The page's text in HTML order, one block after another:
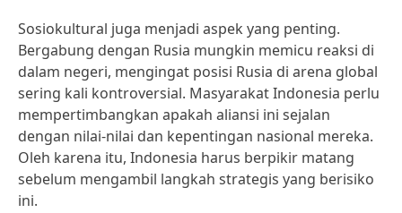
Sosiokultural juga menjadi aspek yang penting.
Bergabung dengan Rusia mungkin memicu reaksi di
dalam negeri, mengingat posisi Rusia di arena global
sering kali kontroversial. Masyarakat Indonesia perlu
mempertimbangkan apakah aliansi ini sejalan
dengan nilai-nilai dan kepentingan nasional mereka.
Oleh karena itu, Indonesia harus berpikir matang
sebelum mengambil langkah strategis yang berisiko
ini.